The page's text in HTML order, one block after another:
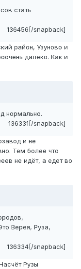
стать
136456[/snapback]
район, Узуново и
далеко. Как и
нормально.
136331[/snapback]
и не
Тем более что
не идёт, а едет во
Верея, Руза,
136334[/snapback]
Рузы